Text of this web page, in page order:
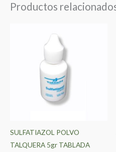
Productos
SULFATIAZOL POLVO
TALQUERA 5gr TABLADA